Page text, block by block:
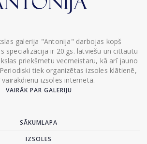
galerija "Antonija" darbojas kopš
specializācija ir 20.gs. latviešu un cittautu
priekšmetu vecmeistaru, kā arī jauno
tiek organizētas izsoles klātienē,
vairākdienu izsoles internetā.
VAIRĀK PAR GALERIJU
SĀKUMLAPA
IZSOLES